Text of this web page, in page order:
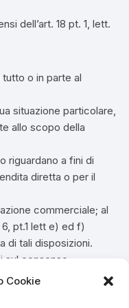
Cookie
dell’art. 18 pt. 1, lett.
o in parte al
situazione particolare,
allo scopo della
riguardano a fini di
diretta o per il
commerciale; al
pt.1 lett e) ed f)
di tali disposizioni.
sul consenso
di revocare tale
richiesta esplicita ai